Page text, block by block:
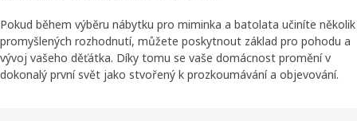
Pokud během výběru nábytku pro miminka a batolata učiníte několik
promyšlených rozhodnutí, můžete poskytnout základ pro pohodu a
vývoj vašeho děťátka. Díky tomu se vaše domácnost promění v
dokonalý první svět jako stvořený k prozkoumávání a objevování.